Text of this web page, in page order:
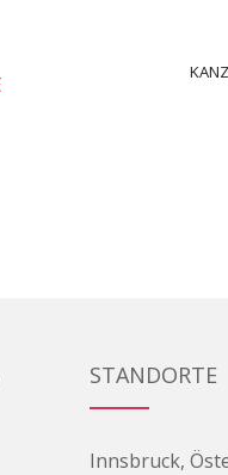
STANDORTE
Innsbruck,